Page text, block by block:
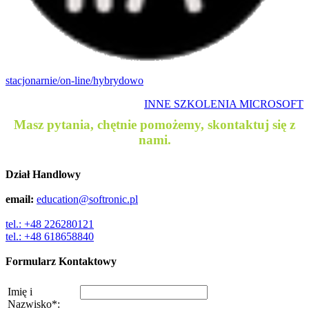
stacjonarnie/on-line/hybrydowo
INNE SZKOLENIA MICROSOFT
Masz pytania, chętnie pomożemy, skontaktuj się z
nami.
Dział Handlowy
email: education@softronic.pl
tel.: +48 226280121
tel.: +48 618658840
Formularz Kontaktowy
Imię i
Nazwisko*: